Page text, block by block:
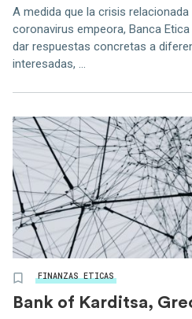
A medida que la crisis
coronavirus empeora, Banca
dar respuestas concretas a
interesadas, ...
FINANZAS ETICAS
Bank of Karditsa,